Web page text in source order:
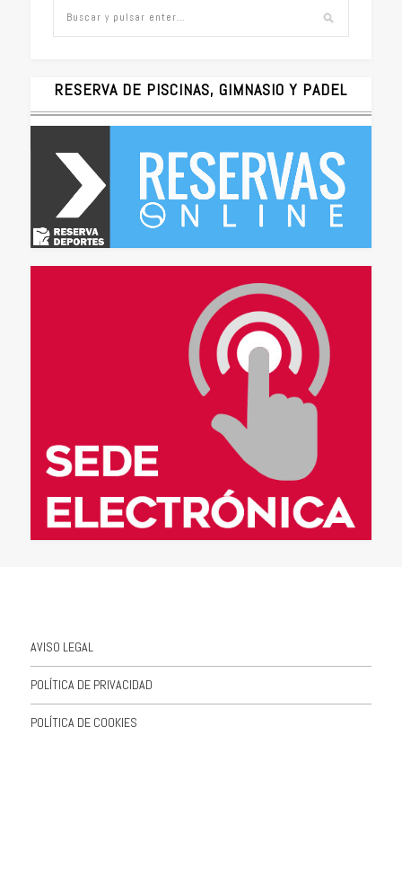
RESERVA DE PISCINAS, GIMNASIO Y PADEL
AVISO LEGAL
POLÍTICA DE PRIVACIDAD
POLÍTICA DE COOKIES